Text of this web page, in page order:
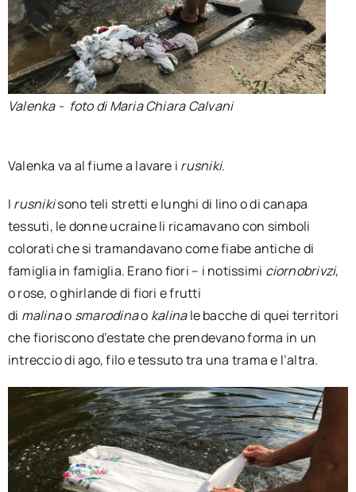
Valenka - foto di Maria Chiara Calvani
Valenka va al fiume a lavare i rusniki.
I rusnikisono teli stretti e lunghi di lino o di canapa
tessuti, le donne ucraine li ricamavano con simboli
colorati che si tramandavano come fiabe antiche di
famiglia in famiglia. Erano fiori – i notissimi ciornobrivzi,
o rose, o ghirlande di fiori e frutti
di malinao smarodinao kalinale bacche di quei territori
che fioriscono d’estate che prendevano forma in un
intreccio di ago, filo e tessuto tra una trama e l’altra.